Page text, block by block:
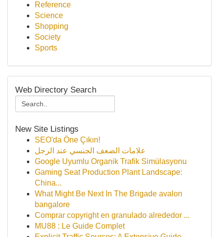
Reference
Science
Shopping
Society
Sports
Web Directory Search
New Site Listings
SEO'da Öne Çıkın!
علامات الضعف الجنسي عند الرجل
Google Uyumlu Organik Trafik Simülasyonu
Gaming Seat Production Plant Landscape:
China...
What Might Be Next In The Brigade avalon
bangalore
Comprar copyright en granulado alrededor ...
MU88 : Le Guide Complet